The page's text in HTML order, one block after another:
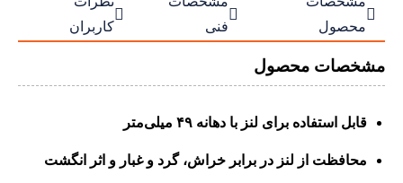

محصول

فنی

کاربران
مشخصات محصول
قابل استفاده برای لنز با دهانه ۴۹ میلی‌متر
محافظت از لنز در برابر خراش، گرد و غبار و اثر انگشت